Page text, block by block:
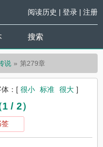
阅读历史 | 登录| 注册
搜索
说 第279章
： [ 很小 标准 很大 ]
/ 2）
签